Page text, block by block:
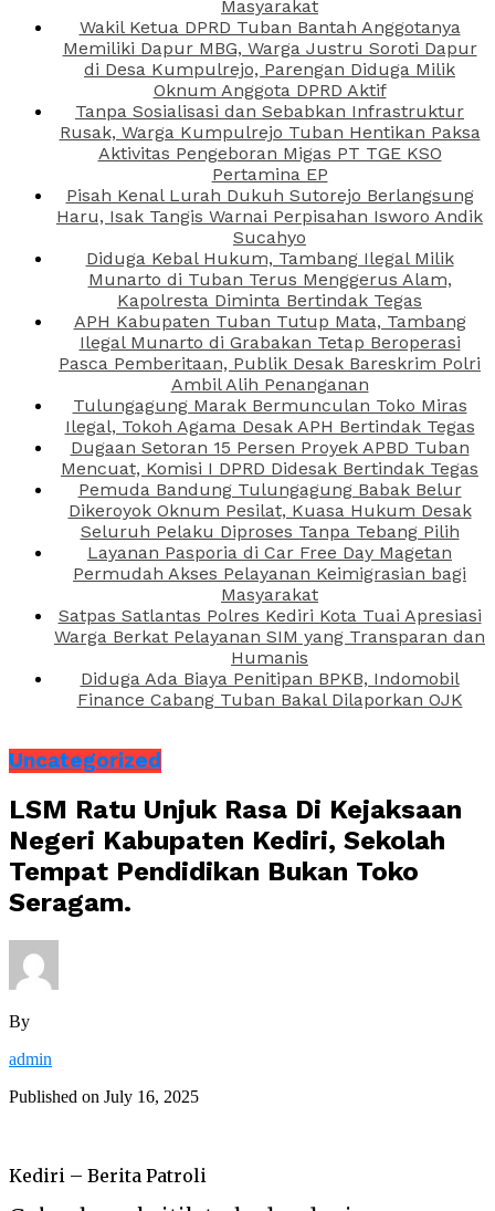
Masyarakat
Wakil Ketua DPRD Tuban Bantah Anggotanya
Memiliki Dapur MBG, Warga Justru Soroti Dapur
di Desa Kumpulrejo, Parengan Diduga Milik
Oknum Anggota DPRD Aktif
Tanpa Sosialisasi dan Sebabkan Infrastruktur
Rusak, Warga Kumpulrejo Tuban Hentikan Paksa
Aktivitas Pengeboran Migas PT TGE KSO
Pertamina EP
Pisah Kenal Lurah Dukuh Sutorejo Berlangsung
Haru, Isak Tangis Warnai Perpisahan Isworo Andik
Sucahyo
Diduga Kebal Hukum, Tambang Ilegal Milik
Munarto di Tuban Terus Menggerus Alam,
Kapolresta Diminta Bertindak Tegas
APH Kabupaten Tuban Tutup Mata, Tambang
Ilegal Munarto di Grabakan Tetap Beroperasi
Pasca Pemberitaan, Publik Desak Bareskrim Polri
Ambil Alih Penanganan
Tulungagung Marak Bermunculan Toko Miras
Ilegal, Tokoh Agama Desak APH Bertindak Tegas
Dugaan Setoran 15 Persen Proyek APBD Tuban
Mencuat, Komisi I DPRD Didesak Bertindak Tegas
Pemuda Bandung Tulungagung Babak Belur
Dikeroyok Oknum Pesilat, Kuasa Hukum Desak
Seluruh Pelaku Diproses Tanpa Tebang Pilih
Layanan Pasporia di Car Free Day Magetan
Permudah Akses Pelayanan Keimigrasian bagi
Masyarakat
Satpas Satlantas Polres Kediri Kota Tuai Apresiasi
Warga Berkat Pelayanan SIM yang Transparan dan
Humanis
Diduga Ada Biaya Penitipan BPKB, Indomobil
Finance Cabang Tuban Bakal Dilaporkan OJK
Uncategorized
LSM Ratu Unjuk Rasa Di Kejaksaan
Negeri Kabupaten Kediri, Sekolah
Tempat Pendidikan Bukan Toko
Seragam.
By
admin
Published on July 16, 2025
Kediri – Berita Patroli